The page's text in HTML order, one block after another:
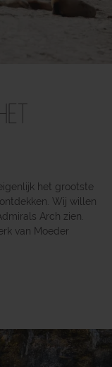
het grootste
Wij willen
Arch zien.
van Moeder